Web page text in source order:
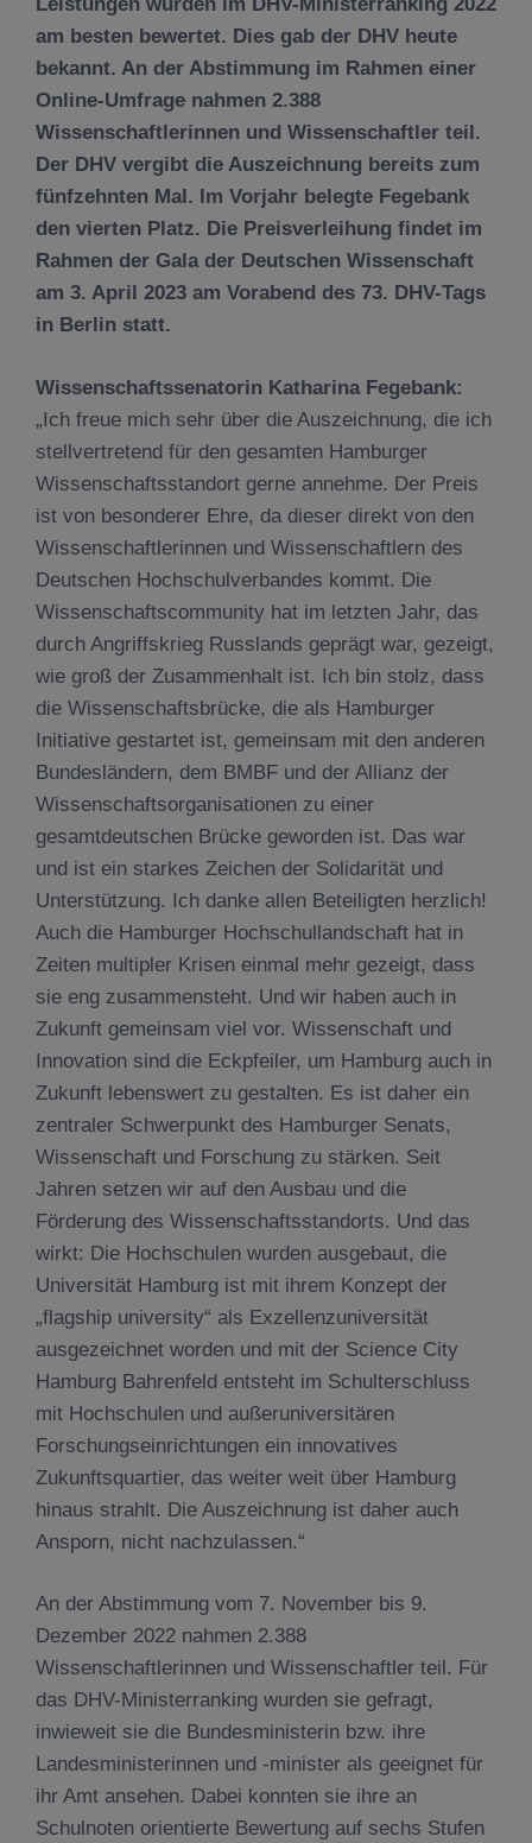
am besten bewertet. Dies gab der DHV heute
bekannt. An der Abstimmung im Rahmen einer
Online-Umfrage nahmen 2.388
Wissenschaftlerinnen und Wissenschaftler teil.
Der DHV vergibt die Auszeichnung bereits zum
fünfzehnten Mal. Im Vorjahr belegte Fegebank
den vierten Platz. Die Preisverleihung findet im
Rahmen der Gala der Deutschen Wissenschaft
am 3. April 2023 am Vorabend des 73. DHV-Tags
in Berlin statt.
Wissenschaftssenatorin Katharina Fegebank:
„Ich freue mich sehr über die Auszeichnung, die ich
stellvertretend für den gesamten Hamburger
Wissenschaftsstandort gerne annehme. Der Preis
ist von besonderer Ehre, da dieser direkt von den
Wissenschaftlerinnen und Wissenschaftlern des
Deutschen Hochschulverbandes kommt. Die
Wissenschaftscommunity hat im letzten Jahr, das
durch Angriffskrieg Russlands geprägt war, gezeigt,
wie groß der Zusammenhalt ist. Ich bin stolz, dass
die Wissenschaftsbrücke, die als Hamburger
Initiative gestartet ist, gemeinsam mit den anderen
Bundesländern, dem BMBF und der Allianz der
Wissenschaftsorganisationen zu einer
gesamtdeutschen Brücke geworden ist. Das war
und ist ein starkes Zeichen der Solidarität und
Unterstützung. Ich danke allen Beteiligten herzlich!
Auch die Hamburger Hochschullandschaft hat in
Zeiten multipler Krisen einmal mehr gezeigt, dass
sie eng zusammensteht. Und wir haben auch in
Zukunft gemeinsam viel vor. Wissenschaft und
Innovation sind die Eckpfeiler, um Hamburg auch in
Zukunft lebenswert zu gestalten. Es ist daher ein
zentraler Schwerpunkt des Hamburger Senats,
Wissenschaft und Forschung zu stärken. Seit
Jahren setzen wir auf den Ausbau und die
Förderung des Wissenschaftsstandorts. Und das
wirkt: Die Hochschulen wurden ausgebaut, die
Universität Hamburg ist mit ihrem Konzept der
„flagship university“ als Exzellenzuniversität
ausgezeichnet worden und mit der Science City
Hamburg Bahrenfeld entsteht im Schulterschluss
mit Hochschulen und außeruniversitären
Forschungseinrichtungen ein innovatives
Zukunftsquartier, das weiter weit über Hamburg
hinaus strahlt. Die Auszeichnung ist daher auch
Ansporn, nicht nachzulassen.“
An der Abstimmung vom 7. November bis 9.
Dezember 2022 nahmen 2.388
Wissenschaftlerinnen und Wissenschaftler teil. Für
das DHV-Ministerranking wurden sie gefragt,
inwieweit sie die Bundesministerin bzw. ihre
Landesministerinnen und -minister als geeignet für
ihr Amt ansehen. Dabei konnten sie ihre an
Schulnoten orientierte Bewertung auf sechs Stufen